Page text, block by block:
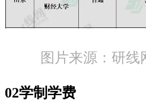
图片来源：研线
02学制学费